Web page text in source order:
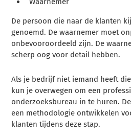
De persoon die naar de klanten
genoemd. De waarnemer moet
onbevooroordeeld zijn. De
scherp oog voor detail hebben.
Als je bedrijf niet iemand heeft
kun je overwegen om een
onderzoeksbureau in te huren.
een methodologie ontwikkelen
klanten tijdens deze stap.